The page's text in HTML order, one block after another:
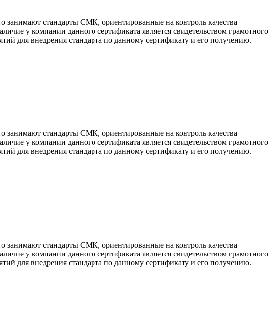
занимают стандарты СМК, ориентированные на контроль качества
у компании данного сертификата является свидетельством грамотного
для внедрения стандарта по данному сертификату и его получению.
занимают стандарты СМК, ориентированные на контроль качества
у компании данного сертификата является свидетельством грамотного
для внедрения стандарта по данному сертификату и его получению.
занимают стандарты СМК, ориентированные на контроль качества
у компании данного сертификата является свидетельством грамотного
для внедрения стандарта по данному сертификату и его получению.